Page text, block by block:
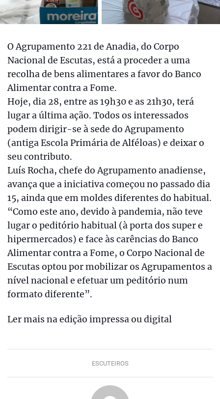
O Agrupamento 221 de Anadia, do Corpo
Nacional de Escutas, está a proceder a uma
recolha de bens alimentares a favor do Banco
Alimentar contra a Fome.
Hoje, dia 28, entre as 19h30 e as 21h30, terá
lugar a última ação. Todos os interessados
podem dirigir-se à sede do Agrupamento
(antiga Escola Primária de Alféloas) e deixar o
seu contributo.
Luís Rocha, chefe do Agrupamento anadiense,
avança que a iniciativa começou no passado dia
15, ainda que em moldes diferentes do habitual.
“Como este ano, devido à pandemia, não teve
lugar o peditório habitual (à porta dos super e
hipermercados) e face às carências do Banco
Alimentar contra a Fome, o Corpo Nacional de
Escutas optou por mobilizar os Agrupamentos a
nível nacional e efetuar um peditório num
formato diferente”.
Ler mais na edição impressa ou digital
ESCUTEIROS